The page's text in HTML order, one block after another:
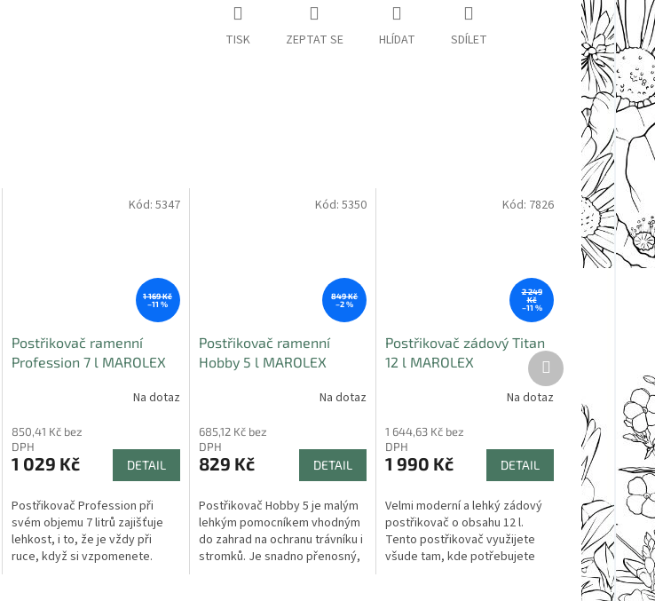
TISK ZEPTAT SE HLÍDAT SDÍLET
1 169 Kč
–11 %
Postřikovač ramenní
Profession 7 l MAROLEX
Na dotaz
850,41 Kč bez
DPH
1 029 Kč DETAIL
Postřikovač Profession při
svém objemu 7 litrů zajišťuje
lehkost, i to, že je vždy při
ruce, když si vzpomenete.
Kód: 5347
849 Kč
–2 %
Postřikovač ramenní
Hobby 5 l MAROLEX
Na dotaz
685,12 Kč bez
DPH
829 Kč DETAIL
Postřikovač Hobby 5 je malým
lehkým pomocníkem vhodným
do zahrad na ochranu trávníku i
stromků. Je snadno přenosný,
Kód:5350
2 249
Kč
–11 %
Postřikovač zádový Titan
12 l MAROLEX
Na dotaz
1 644,63 Kč bez
DPH
1 990 Kč DETAIL
Velmi moderní a lehký zádový
postřikovač o obsahu 12 l.
Tento postřikovač využijete
všude tam, kde potřebujete
Kód: 7826
Další
produkt